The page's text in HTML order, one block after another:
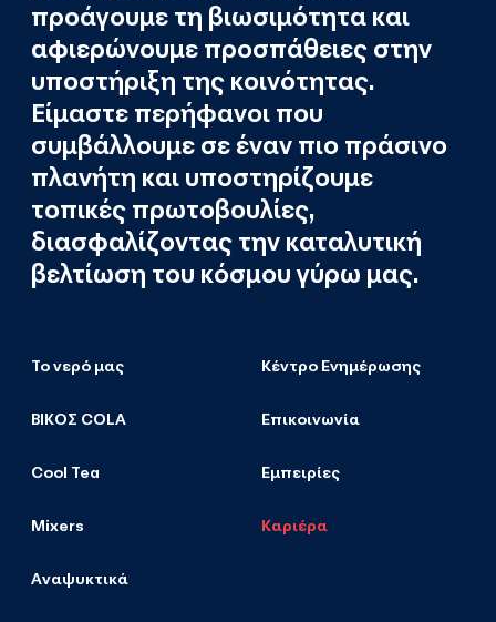
προάγουμε τη βιωσιμότητα και
αφιερώνουμε προσπάθειες στην
υποστήριξη της κοινότητας.
Είμαστε περήφανοι που
συμβάλλουμε σε έναν πιο πράσινο
πλανήτη και υποστηρίζουμε
τοπικές πρωτοβουλίες,
διασφαλίζοντας την καταλυτική
βελτίωση του κόσμου γύρω μας.
Το νερό μας
ΒΙΚΟΣ COLA
Cool Tea
Mixers
Αναψυκτικά
Κέντρο Ενημέρωσης
Επικοινωνία
Εμπειρίες
Καριέρα